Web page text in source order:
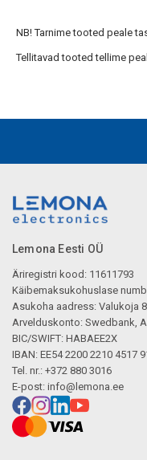
NB! Tarnime tooted peale
Tellitavad tooted tellime
Lemona Eesti OÜ
Äriregistri kood: 11611793
Käibemaksukohuslase
Asukoha aadress: Valukoja
Arvelduskonto: Swedbank,
BIC/SWIFT: HABAEE2X
IBAN: EE54 2200 2210 4517
Tel. nr.: +372 880 3016
E-post: info@lemona.ee